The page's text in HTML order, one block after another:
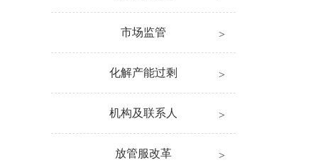
市场监管
化解产能过剩
机构及联系人
放管服改革